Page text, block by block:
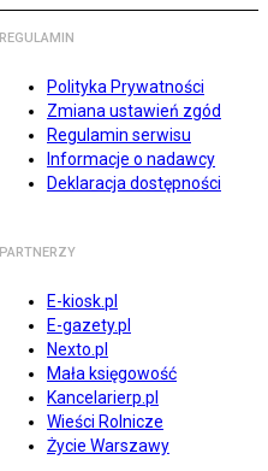
REGULAMIN
Polityka Prywatności
Zmiana ustawień zgód
Regulamin serwisu
Informacje o nadawcy
Deklaracja dostępności
PARTNERZY
E-kiosk.pl
E-gazety.pl
Nexto.pl
Mała księgowość
Kancelarierp.pl
Wieści Rolnicze
Życie Warszawy